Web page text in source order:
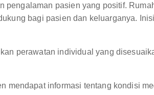
pengalaman pasien yang positif.
bagi pasien dan keluarganya.
perawatan individual yang
mendapat informasi tentang kondisi